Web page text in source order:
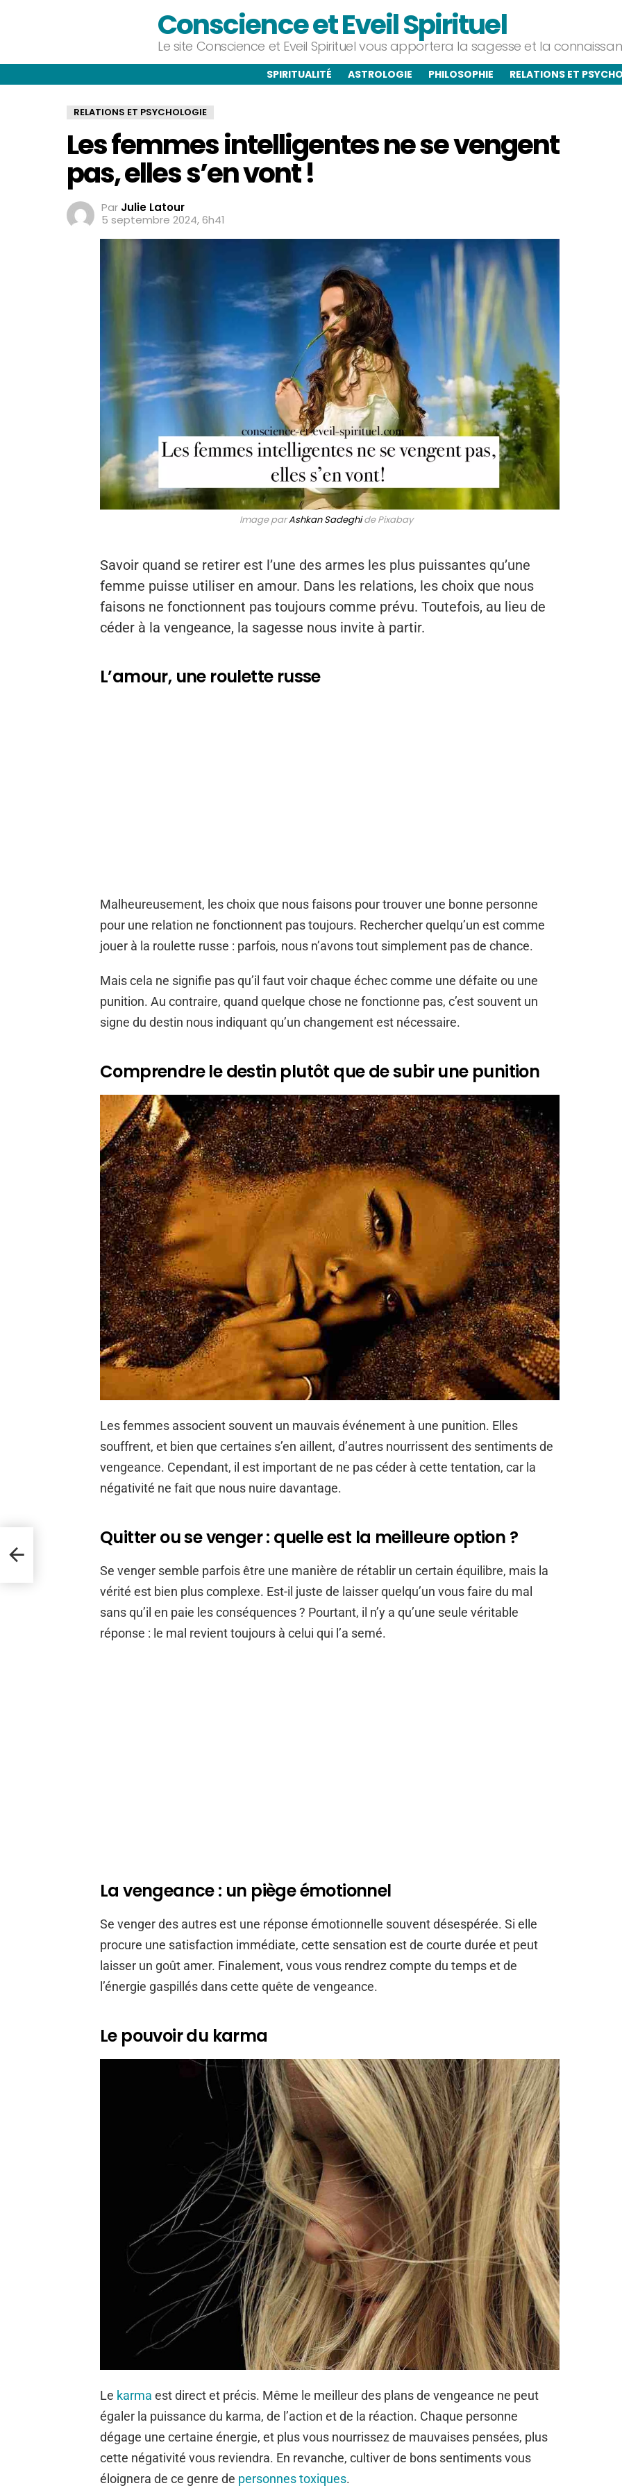
Conscience et Eveil Spirituel
Le site Conscience et Eveil Spirituel vous apportera la sagesse et la
SPIRITUALITÉ ASTROLOGIE PHILOSOPHIE RELATIONS ET
RELATIONS ET PSYCHOLOGIE
Les femmes intelligentes ne se vengent
pas, elles s’en vont !
Par Julie Latour
5 septembre 2024, 6h41
Image parAshkan Sadeghide Pixabay
Savoir quand se retirer est l’une des armes les plus puissantes qu’une
femme puisse utiliser en amour. Dans les relations, les choix que nous
faisons ne fonctionnent pas toujours comme prévu. Toutefois, au lieu de
céder à la vengeance, la sagesse nous invite à partir.
L’amour, une roulette russe
Malheureusement, les choix que nous faisons pour trouver une bonne personne
pour une relation ne fonctionnent pas toujours. Rechercher quelqu’un est comme
jouer à la roulette russe : parfois, nous n’avons tout simplement pas de chance.
Mais cela ne signifie pas qu’il faut voir chaque échec comme une défaite ou une
punition. Au contraire, quand quelque chose ne fonctionne pas, c’est souvent un
signe du destin nous indiquant qu’un changement est nécessaire.
Comprendre le destin plutôt que de subir une punition
Les femmes associent souvent un mauvais événement à une punition. Elles
souffrent, et bien que certaines s’en aillent, d’autres nourrissent des sentiments de
vengeance. Cependant, il est important de ne pas céder à cette tentation, car la
négativité ne fait que nous nuire davantage.
Quitter ou se venger : quelle est la meilleure option ?
Se venger semble parfois être une manière de rétablir un certain équilibre, mais la
vérité est bien plus complexe. Est-il juste de laisser quelqu’un vous faire du mal
sans qu’il en paie les conséquences ? Pourtant, il n’y a qu’une seule véritable
réponse : le mal revient toujours à celui qui l’a semé.
La vengeance : un piège émotionnel
Se venger des autres est une réponse émotionnelle souvent désespérée. Si elle
procure une satisfaction immédiate, cette sensation est de courte durée et peut
laisser un goût amer. Finalement, vous vous rendrez compte du temps et de
l’énergie gaspillés dans cette quête de vengeance.
Le pouvoir du karma
Le karma est direct et précis. Même le meilleur des plans de vengeance ne peut
égaler la puissance du karma, de l’action et de la réaction. Chaque personne
dégage une certaine énergie, et plus vous nourrissez de mauvaises pensées, plus
cette négativité vous reviendra. En revanche, cultiver de bons sentiments vous
éloignera de ce genre de personnes toxiques.